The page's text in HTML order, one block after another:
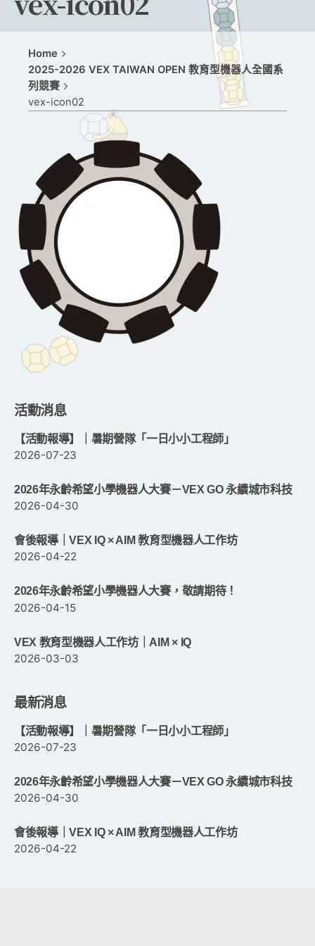
Home
2025-2026 VEX TAIWAN OPEN 教育型機器人全國系
列競賽
vex-icon02
活動消息
【活動報導】｜暑期營隊「一日小小工程師」
2026-07-23
2026年永齡希望小學機器人大賽－VEX GO 永續城市科技
2026-04-30
會後報導｜VEX IQ × AIM 教育型機器人工作坊
2026-04-22
2026年永齡希望小學機器人大賽，敬請期待！
2026-04-15
VEX 教育型機器人工作坊｜AIM × IQ
2026-03-03
最新消息
【活動報導】｜暑期營隊「一日小小工程師」
2026-07-23
2026年永齡希望小學機器人大賽－VEX GO 永續城市科技
2026-04-30
會後報導｜VEX IQ × AIM 教育型機器人工作坊
2026-04-22